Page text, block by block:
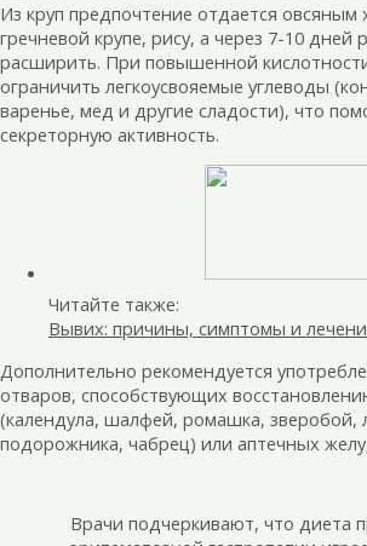
Из круп предпочтение отдается
гречневой крупе, рису, а через 7-10
расширить. При повышенной
ограничить легкоусвояемые углеводы
варенье, мед и другие сладости), что
секреторную активность.
Читайте также:
Вывих: причины, симптомы и
Дополнительно рекомендуется
отваров, способствующих
(календула, шалфей, ромашка, зверобой,
подорожника, чабрец) или аптечных
Врачи подчеркивают, что диета